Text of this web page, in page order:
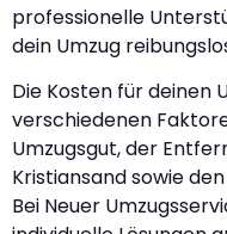
professionelle
dein Umzug
Die Kosten für deinen
verschiedenen
Umzugsgut, der
Kristiansand sowie
Bei Neuer